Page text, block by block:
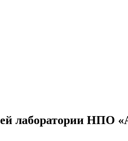
лаборатории НПО